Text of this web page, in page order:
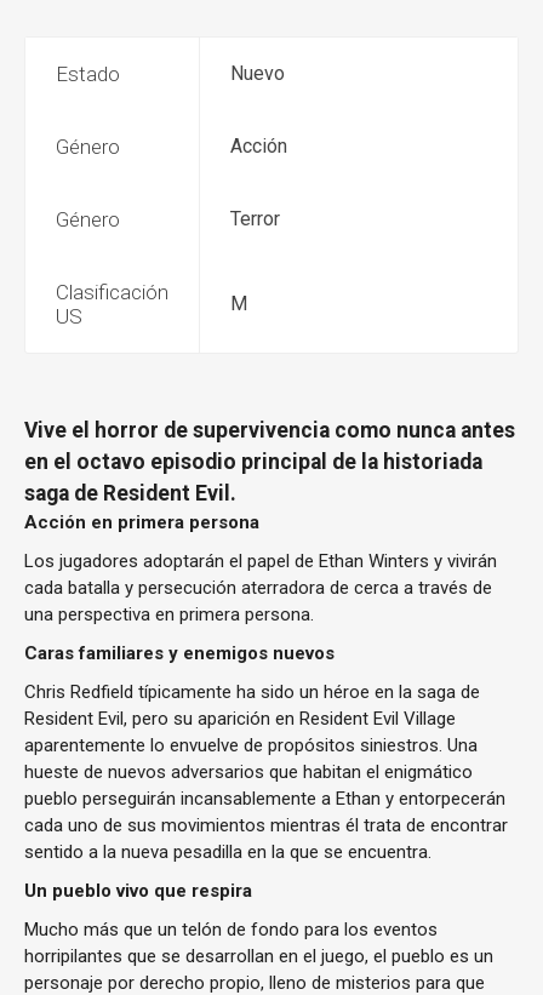
Estado Nuevo
Género Acción
Género Terror
Clasificación
US
M
Vive el horror de supervivencia como nunca antes
en el octavo episodio principal de la historiada
saga de Resident Evil.
Acción en primera persona
Los jugadores adoptarán el papel de Ethan Winters y vivirán
cada batalla y persecución aterradora de cerca a través de
una perspectiva en primera persona.
Caras familiares y enemigos nuevos
Chris Redfield típicamente ha sido un héroe en la saga de
Resident Evil, pero su aparición en Resident Evil Village
aparentemente lo envuelve de propósitos siniestros. Una
hueste de nuevos adversarios que habitan el enigmático
pueblo perseguirán incansablemente a Ethan y entorpecerán
cada uno de sus movimientos mientras él trata de encontrar
sentido a la nueva pesadilla en la que se encuentra.
Un pueblo vivo que respira
Mucho más que un telón de fondo para los eventos
horripilantes que se desarrollan en el juego, el pueblo es un
personaje por derecho propio, lleno de misterios para que